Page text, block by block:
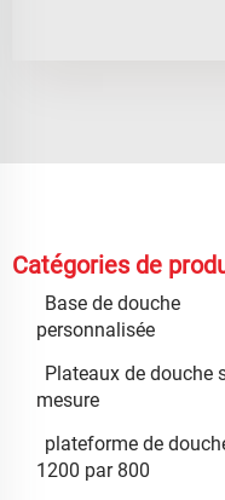
Catégories de
Base de douche
personnalisée
Plateaux de douche
mesure
plateforme de
1200 par 800